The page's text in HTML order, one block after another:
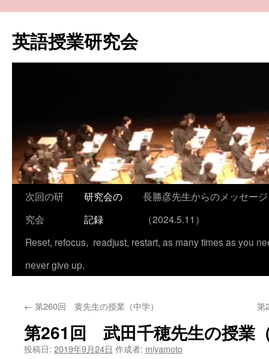
テ
ン
英語授業研究会
次回の研
究会
研究会の
記録
長勝彦先生からのメッセージ
（2024.5.11）
Reset, refocus, readjust, restart, as many times as you
never give up.
← 第260回 黄先生の授業（中学） 第
第261回 武田千穂先生の授業
投稿日: 2019年9月24日 作成者: miyamoto